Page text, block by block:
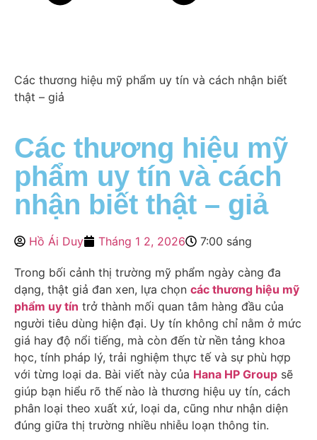
Các thương hiệu mỹ phẩm uy tín và cách nhận biết
thật – giả
Các thương hiệu mỹ
phẩm uy tín và cách
nhận biết thật – giả
Hồ Ái Duy Tháng 1 2, 2026 7:00 sáng
Trong bối cảnh thị trường mỹ phẩm ngày càng đa
dạng, thật giả đan xen, lựa chọn các thương hiệu mỹ
phẩm uy tín trở thành mối quan tâm hàng đầu của
người tiêu dùng hiện đại. Uy tín không chỉ nằm ở mức
giá hay độ nổi tiếng, mà còn đến từ nền tảng khoa
học, tính pháp lý, trải nghiệm thực tế và sự phù hợp
với từng loại da. Bài viết này của Hana HP Group sẽ
giúp bạn hiểu rõ thế nào là thương hiệu uy tín, cách
phân loại theo xuất xứ, loại da, cũng như nhận diện
đúng giữa thị trường nhiều nhiễu loạn thông tin.